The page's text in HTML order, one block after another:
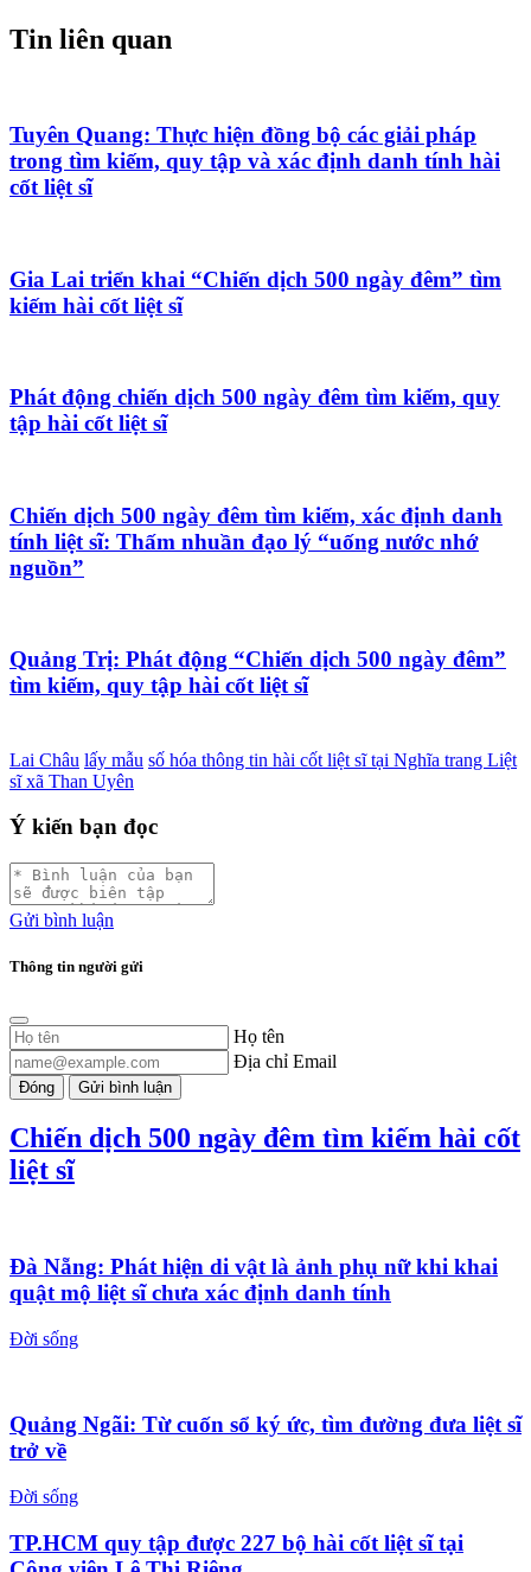
Tin liên quan
Tuyên Quang: Thực hiện đồng bộ các giải pháp
trong tìm kiếm, quy tập và xác định danh tính hài
cốt liệt sĩ
Gia Lai triển khai “Chiến dịch 500 ngày đêm” tìm
kiếm hài cốt liệt sĩ
Phát động chiến dịch 500 ngày đêm tìm kiếm, quy
tập hài cốt liệt sĩ
Chiến dịch 500 ngày đêm tìm kiếm, xác định danh
tính liệt sĩ: Thấm nhuần đạo lý “uống nước nhớ
nguồn”
Quảng Trị: Phát động “Chiến dịch 500 ngày đêm”
tìm kiếm, quy tập hài cốt liệt sĩ
Lai Châu lấy mẫu số hóa thông tin hài cốt liệt sĩ tại Nghĩa trang Liệt
sĩ xã Than Uyên
Ý kiến bạn đọc
Gửi bình luận
Thông tin người gửi
Họ tên
Địa chỉ Email
Đóng Gửi bình luận
Chiến dịch 500 ngày đêm tìm kiếm hài cốt
liệt sĩ
Đà Nẵng: Phát hiện di vật là ảnh phụ nữ khi khai
quật mộ liệt sĩ chưa xác định danh tính
Đời sống
Quảng Ngãi: Từ cuốn sổ ký ức, tìm đường đưa liệt sĩ
trở về
Đời sống
TP.HCM quy tập được 227 bộ hài cốt liệt sĩ tại